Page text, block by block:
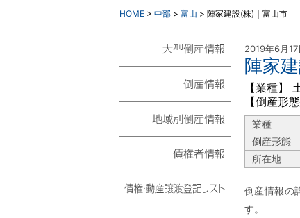
HOME > 中部 > 富山 > 陣家建設(株)｜富山市
2019年6月
陣家
【業種】
【倒産形
業種
倒産形態
所在地
倒産情報の
す。